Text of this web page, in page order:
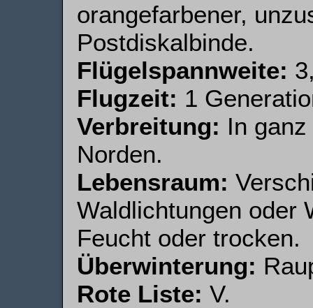
orangefarbener,
Postdiskalbinde.
Flügelspannweite:
Flugzeit: 1
Verbreitung: In
Norden.
Lebensraum:
Waldlichtungen oder
Feucht oder trocken.
Überwinterung:
Rote Liste: V.